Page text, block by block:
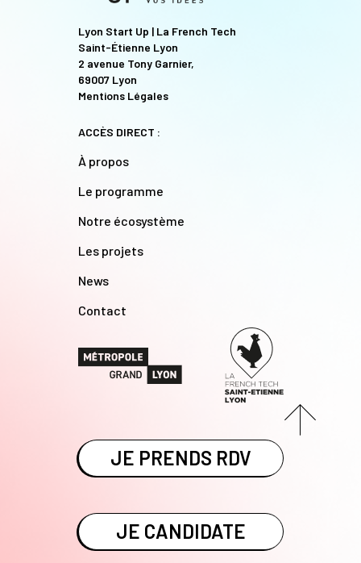
Lyon Start Up | La French Tech
Saint-Étienne Lyon
2 avenue Tony Garnier,
69007 Lyon
Mentions Légales
ACCÈS DIRECT :
À propos
Le programme
Notre écosystème
Les projets
News
Contact
JE PRENDS RDV
JE CANDIDATE